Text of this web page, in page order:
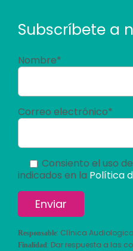
Subscríbete a
Nombre*
Correo electrónico*
Consiento el uso
indicados en la Política
Responsable: Clínica
Finalidad : Dar respuesta a las